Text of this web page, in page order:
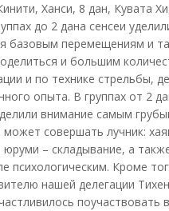
Ханси, 8 дан, Кувата
до 2 дана сенсеи
базовым перемещениям и
и большим
и по технике стрельбы,
опыта. В группах от 2
внимание самым
совершать лучник:
юруми – складывание, а
психологическим. Кроме
нашей делегации
поучаствовать